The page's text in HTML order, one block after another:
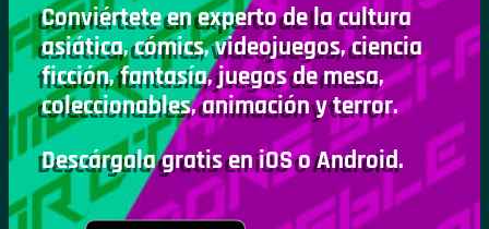
Conviértete en experto de la cultura
asiática, cómics, videojuegos, ciencia
ficción, fantasía, juegos de mesa,
coleccionables, animación y terror.
Descárgala gratis en iOS o Android.